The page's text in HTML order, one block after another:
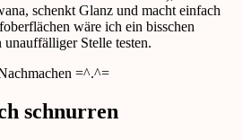
schenkt Glanz und macht einfach
wäre ich ein bisschen
Stelle testen.
=^.^=
schnurren